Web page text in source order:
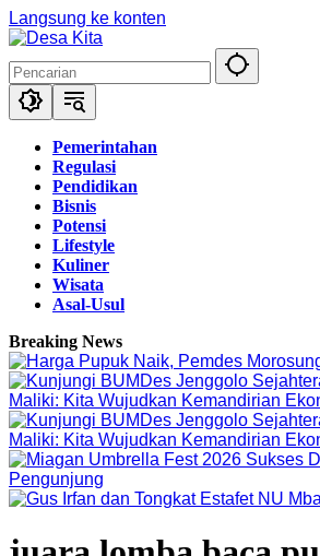
Langsung ke konten
Pemerintahan
Regulasi
Pendidikan
Bisnis
Potensi
Lifestyle
Kuliner
Wisata
Asal-Usul
Breaking News
Maliki: Kita Wujudkan Kemandirian
Maliki: Kita Wujudkan Kemandirian
Pengunjung